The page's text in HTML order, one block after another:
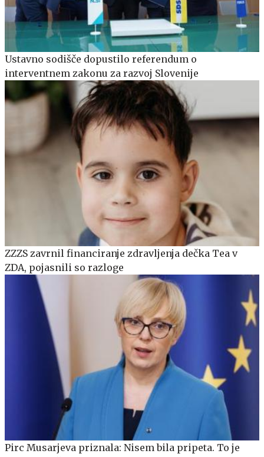
Ustavno sodišče dopustilo referendum o
interventnem zakonu za razvoj Slovenije
ZZZS zavrnil financiranje zdravljenja dečka Tea v
ZDA, pojasnili so razloge
Pirc Musarjeva priznala: Nisem bila pripeta. To je